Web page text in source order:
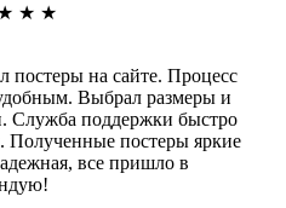
★ ★
постеры на сайте. Процесс
Выбрал размеры и
Служба поддержки быстро
Полученные постеры яркие
все пришло в